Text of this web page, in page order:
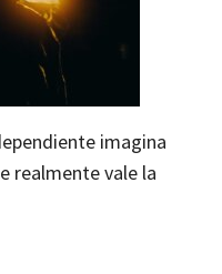
imagina
realmente vale la